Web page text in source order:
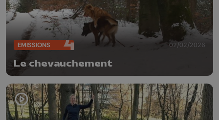
ÉMISSIONS 02/02/2026
Le chevauchement